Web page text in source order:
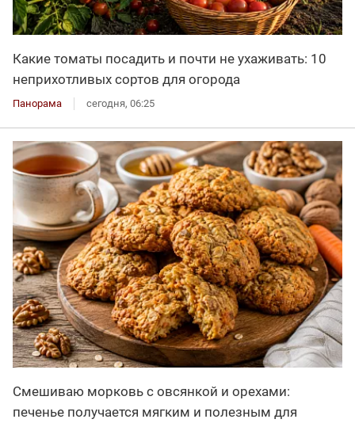
Какие томаты посадить и почти не ухаживать: 10
неприхотливых сортов для огорода
Панорама сегодня, 06:25
Смешиваю морковь с овсянкой и орехами:
печенье получается мягким и полезным для